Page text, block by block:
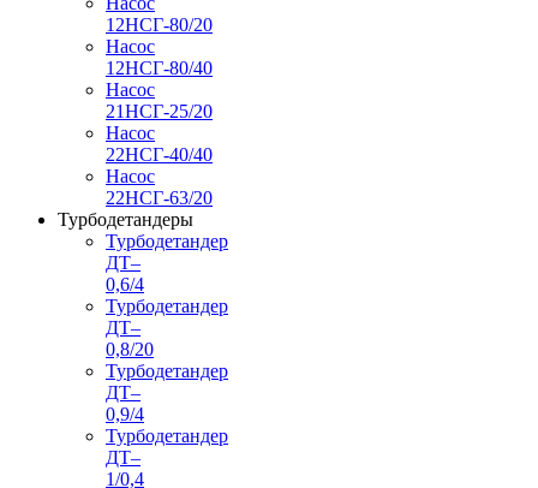
12НСГ-80/20
Насос
12НСГ-80/40
Насос
21НСГ-25/20
Насос
22НСГ-40/40
Насос
22НСГ-63/20
Турбодетандеры
Турбодетандер
ДТ–
0,6/4
Турбодетандер
ДТ–
0,8/20
Турбодетандер
ДТ–
0,9/4
Турбодетандер
ДТ–
1/0,4